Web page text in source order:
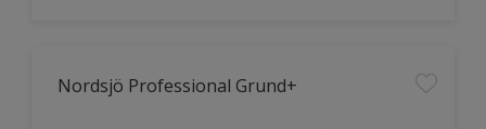
Nordsjö Professional Grund+